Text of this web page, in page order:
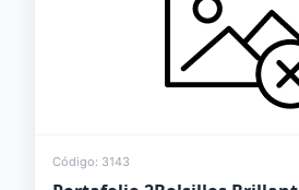
Código: 3143